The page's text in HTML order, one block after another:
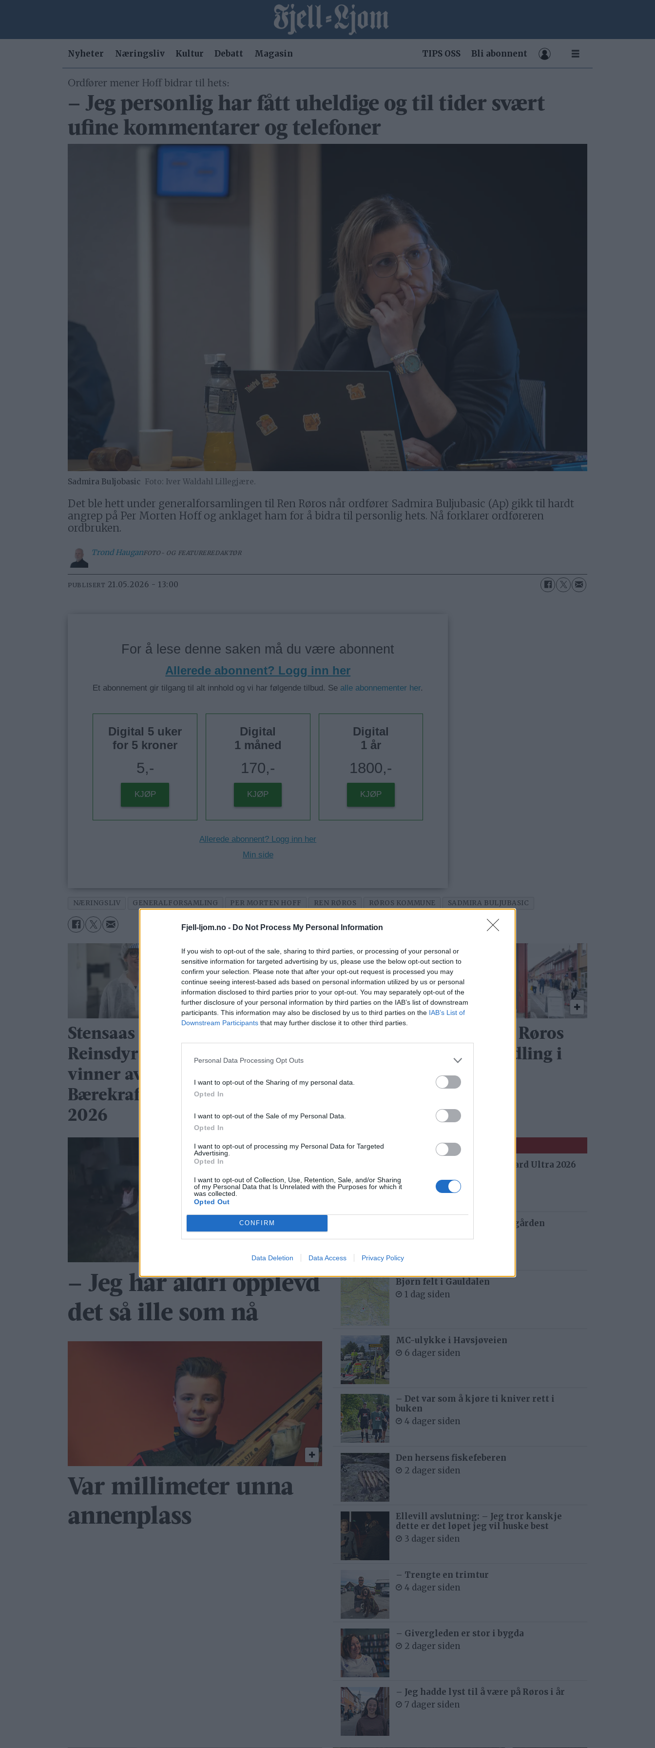
Fjell-ljom.no - Do Not Process My Personal Information
If you wish to opt-out of the sale, sharing to third parties, or processing of your personal or
sensitive information for targeted advertising by us, please use the below opt-out section to
confirm your selection. Please note that after your opt-out request is processed you may
continue seeing interest-based ads based on personal information utilized by us or personal
information disclosed to third parties prior to your opt-out. You may separately opt-out of the
further disclosure of your personal information by third parties on the IAB’s list of downstream
participants. This information may also be disclosed by us to third parties on the IAB’s List of
Downstream Participants that may further disclose it to other third parties.
Personal Data Processing Opt Outs
I want to opt-out of the Sharing of my personal data.
Opted In
I want to opt-out of the Sale of my Personal Data.
Opted In
I want to opt-out of processing my Personal Data for Targeted
Advertising.
Opted In
I want to opt-out of Collection, Use, Retention, Sale, and/or Sharing
of my Personal Data that Is Unrelated with the Purposes for which it
was collected.
Opted Out
CONFIRM
Data Deletion Data Access Privacy Policy
Nyheter Næringsliv Kultur Debatt Magasin TIPS OSS Bli abonnent
Ordfører mener Hoff bidrar til hets:
– Jeg personlig har fått uheldige og til tider svært
ufine kommentarer og telefoner
Sadmira Buljobasic Iver Waldahl Lillegjære.
Det ble hett under generalforsamlingen til Ren Røros når ordfører Sadmira Buljubasic (Ap) gikk til hardt
angrep på Per Morten Hoff og anklaget ham for å bidra til personlig hets. Nå forklarer ordføreren
ordbruken.
Trond HauganFOTO- OG FEATUREREDAKTØR
PUBLISERT 21.05.2026 - 13:00
For å lese denne saken må du være abonnent
Allerede abonnent? Logg inn her
Et abonnement gir tilgang til alt innhold og vi har følgende tilbud. Se alle abonnementer her.
Digital 5 uker
for 5 kroner
5,-
KJØP
Digital
1 måned
170,-
KJØP
Digital
1 år
1800,-
KJØP
Allerede abonnent? Logg inn her
Min side
NÆRINGSLIV GENERALFORSAMLING PER MORTEN HOFF REN RØROS RØROS KOMMUNE SADMIRA BULJUBASIC
Stensaas
Reinsdyrslakteri er
vinner av
Bærekraftprisen
2026
men det kunne ha
gått bedre
Lea tar over Røros
Kunstformidling i
august
– Jeg har aldri opplevd
det så ille som nå
Var millimeter unna
annenplass
Mest lest siste uke:
Se opptak fra Stuggu Backyard Ultra 2026
6 dager siden
Med spett og tau redder de gården
Bjørn felt i Gauldalen
1 dag siden
MC-ulykke i Havsjøveien
6 dager siden
– Det var som å kjøre ti kniver rett i
buken
4 dager siden
Den hersens fiskefeberen
2 dager siden
Ellevill avslutning: – Jeg tror kanskje
dette er det løpet jeg vil huske best
3 dager siden
– Trengte en trimtur
4 dager siden
– Givergleden er stor i bygda
2 dager siden
– Jeg hadde lyst til å være på Røros i år
7 dager siden